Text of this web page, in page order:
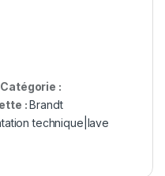
Catégorie :
:Brandt
technique|lave